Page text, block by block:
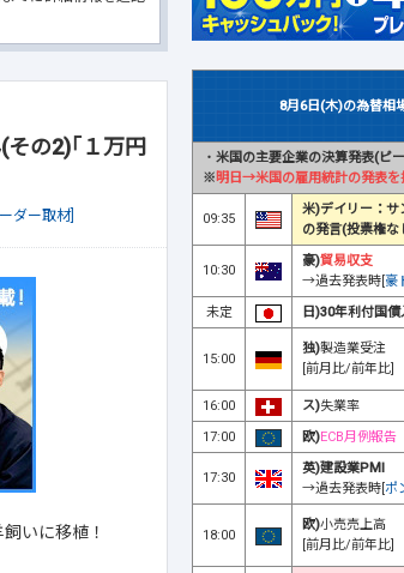
その2)｢１万円
ダー取材]
いに移植！
8月6日(木)の為替相
・ 米国の主要企業の決算発表(ピ
※明日→米国の雇用統計の発表を
09:35
米)デイリー：サ
の発言(投票権な
10:30
豪)貿易収支
→過去発表時[豪
未定
日)30年利付国債
15:00
独)製造業受注
[前月比/前年比]
16:00
ス)失業率
17:00
欧)ECB月例報告
17:30
英)建設業PMI
→過去発表時[ポ
18:00
欧)小売売上高
[前月比/前年比]